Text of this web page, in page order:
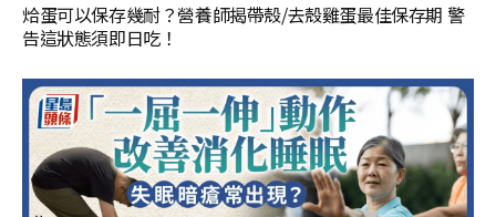
烚蛋可以保存幾耐？營養師揭帶殼/去殼雞蛋最佳保存期 警
告這狀態須即日吃！